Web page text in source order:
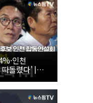
인천
돌렸다’ |
최고위원 후